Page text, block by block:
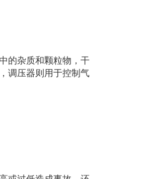
的杂质和颗粒物，干
调压器则用于控制气